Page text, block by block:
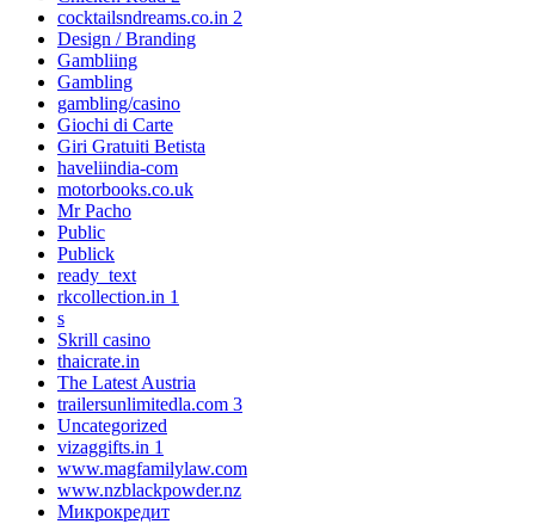
cocktailsndreams.co.in 2
Design / Branding
Gambliing
Gambling
gambling/casino
Giochi di Carte
Giri Gratuiti Betista
haveliindia-com
motorbooks.co.uk
Mr Pacho
Public
Publick
ready_text
rkcollection.in 1
s
Skrill casino
thaicrate.in
The Latest Austria
trailersunlimitedla.com 3
Uncategorized
vizaggifts.in 1
www.magfamilylaw.com
www.nzblackpowder.nz
Микрокредит